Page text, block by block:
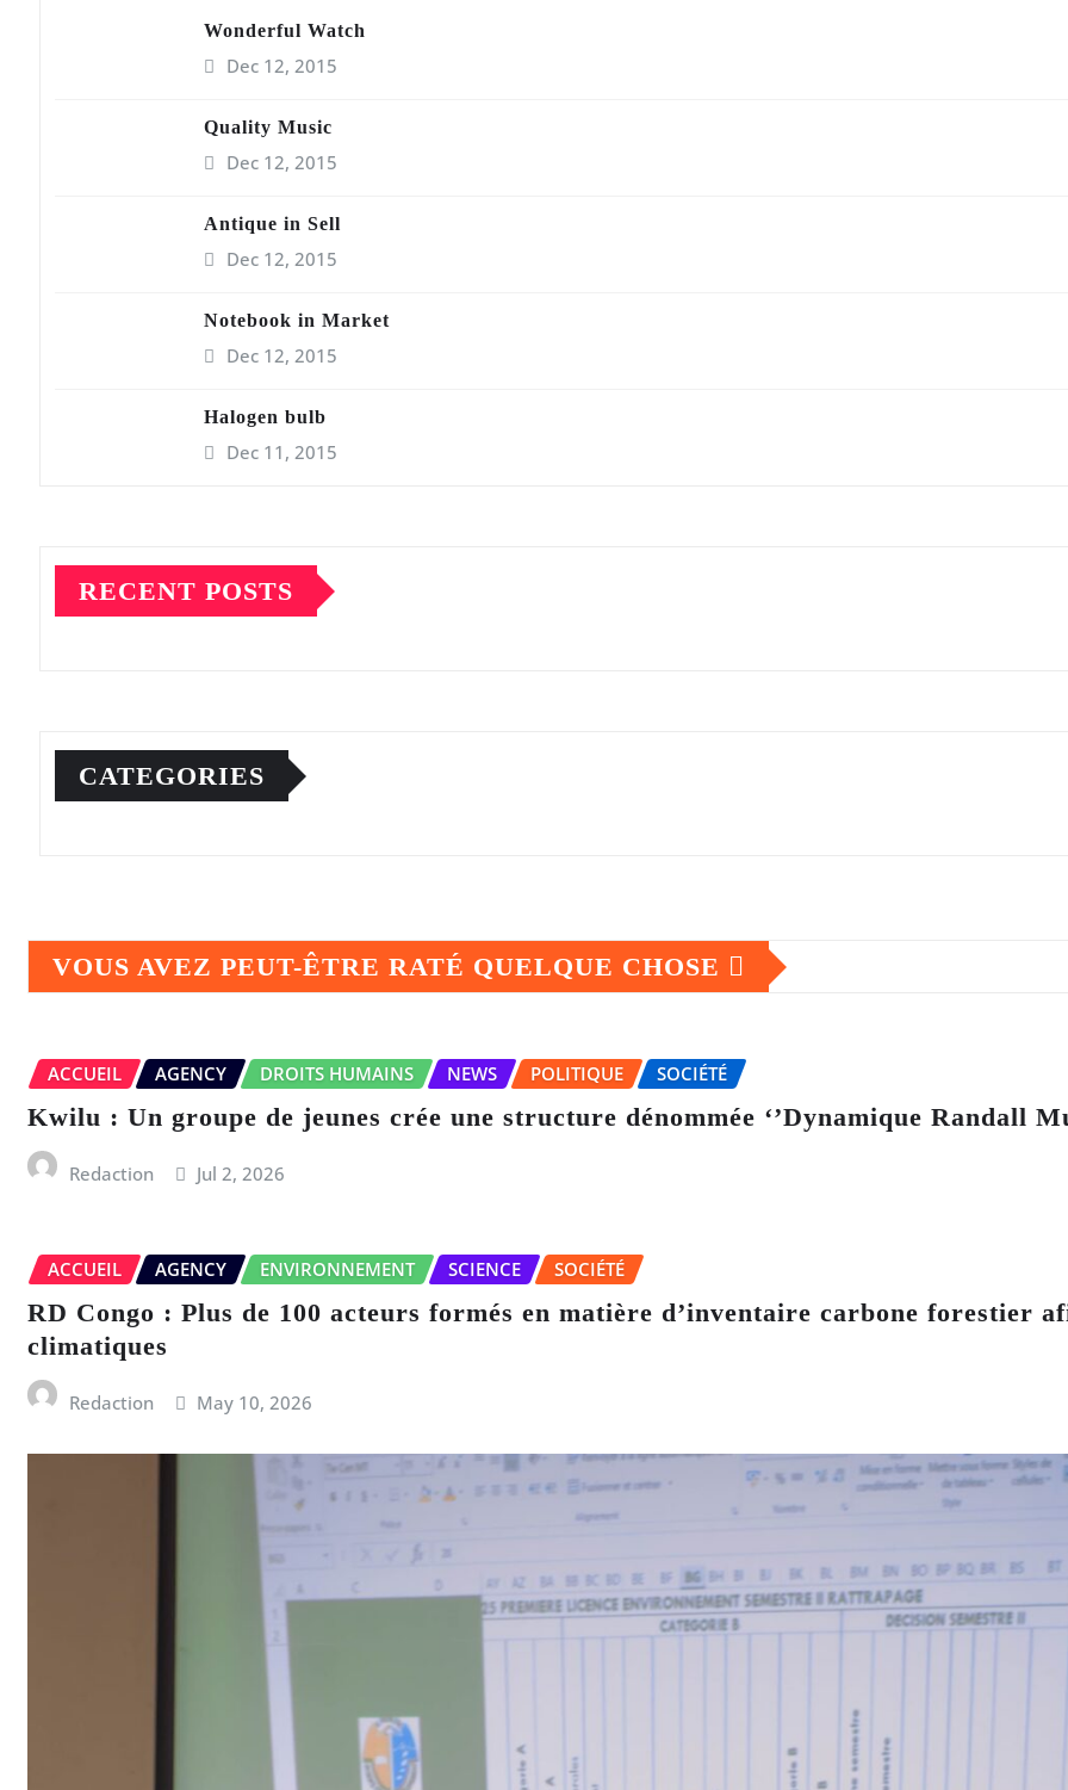
Wonderful Watch
Dec 12, 2015
Quality Music
Dec 12, 2015
Antique in Sell
Dec 12, 2015
Notebook in Market
Dec 12, 2015
Halogen bulb
Dec 11, 2015
RECENT POSTS
CATEGORIES
VOUS AVEZ PEUT-ÊTRE RATÉ QUELQUE CHOSE
ACCUEIL AGENCY DROITS HUMAINS NEWS POLITIQUE SOCIÉTÉ
Kwilu : Un groupe de jeunes crée une structure dénommée ‘’Dynamique Randall
Redaction Jul 2, 2026
ACCUEIL AGENCY ENVIRONNEMENT SCIENCE SOCIÉTÉ
RD Congo : Plus de 100 acteurs formés en matière d’inventaire carbone forestier
climatiques
Redaction May 10, 2026